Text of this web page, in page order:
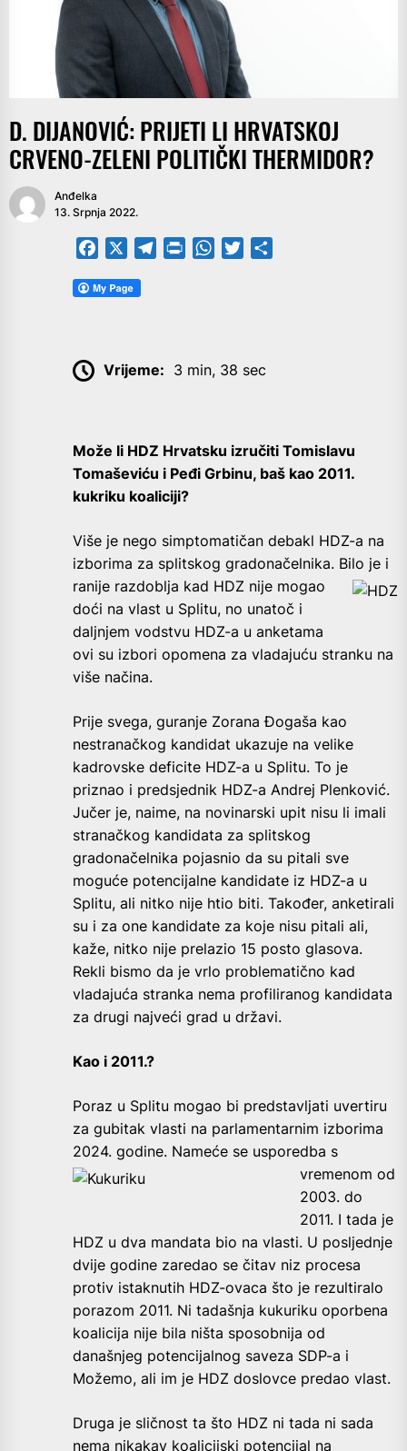
D. DIJANOVIĆ: PRIJETI LI HRVATSKOJ
CRVENO-ZELENI POLITIČKI THERMIDOR?
Anđelka
13. Srpnja 2022.
Facebook TelegramPrintFriendly
WhatsApp
Twitter
Vrijeme: 3 min, 38 sec
Može li HDZ Hrvatsku izručiti Tomislavu
Tomaševiću i Peđi Grbinu, baš kao 2011.
kukriku koaliciji?
Više je nego simptomatičan debakl HDZ-a na
izborima za splitskog gradonačelnika. Bilo je i
ranije razdoblja kad HDZ nije mogao
doći na vlast u Splitu, no unatoč i
daljnjem vodstvu HDZ-a u anketama
ovi su izbori opomena za vladajuću stranku na
više načina.
Prije svega, guranje Zorana Đogaša kao
nestranačkog kandidat ukazuje na velike
kadrovske deficite HDZ-a u Splitu. To je
priznao i predsjednik HDZ-a Andrej Plenković.
Jučer je, naime, na novinarski upit nisu li imali
stranačkog kandidata za splitskog
gradonačelnika pojasnio da su pitali sve
moguće potencijalne kandidate iz HDZ-a u
Splitu, ali nitko nije htio biti. Također, anketirali
su i za one kandidate za koje nisu pitali ali,
kaže, nitko nije prelazio 15 posto glasova.
Rekli bismo da je vrlo problematično kad
vladajuća stranka nema profiliranog kandidata
za drugi najveći grad u državi.
Kao i 2011.?
Poraz u Splitu mogao bi predstavljati uvertiru
za gubitak vlasti na parlamentarnim izborima
2024. godine. Nameće se usporedba s
vremenom od
2003. do
2011. I tada je
HDZ u dva mandata bio na vlasti. U posljednje
dvije godine zaredao se čitav niz procesa
protiv istaknutih HDZ-ovaca što je rezultiralo
porazom 2011. Ni tadašnja kukuriku oporbena
koalicija nije bila ništa sposobnija od
današnjeg potencijalnog saveza SDP-a i
Možemo, ali im je HDZ doslovce predao vlast.
Druga je sličnost ta što HDZ ni tada ni sada
nema nikakav koalicijski potencijal na